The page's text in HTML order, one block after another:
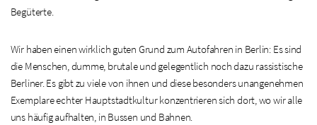
Begüterte.
Wir haben einen wirklich guten Grund zum Autofahren in Berlin: Es sind
die Menschen, dumme, brutale und gelegentlich noch dazu rassistische
Berliner. Es gibt zu viele von ihnen und diese besonders unangenehmen
Exemplare echter Hauptstadtkultur konzentrieren sich dort, wo wir alle
uns häufig aufhalten, in Bussen und Bahnen.